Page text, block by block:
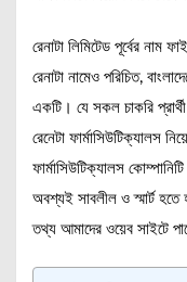
রেনাটা লিমিটেড পূর্বের নাম
রেনাটা নামেও পরিচিত,
একটি। যে সকল চাকরি
রেনেটা ফার্মাসিউটিক্যালস
ফার্মাসিউটিক্যালস
অবশ্যই সাবলীল ও স্মার্ট হতে
তথ্য আমাদের ওয়েব সাইটে